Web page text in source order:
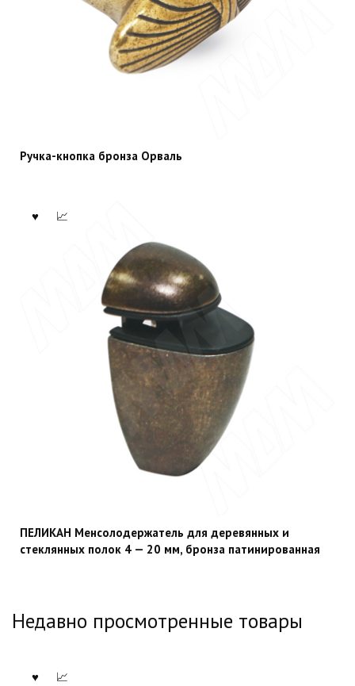
Ручка-кнопка бронза Орваль
ПЕЛИКАН Менсолодержатель для деревянных и
стеклянных полок 4 — 20 мм, бронза патинированная
Недавно просмотренные товары